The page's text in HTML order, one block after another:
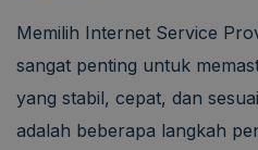
Memilih Internet Service
sangat penting untuk
yang stabil, cepat, dan
adalah beberapa langkah